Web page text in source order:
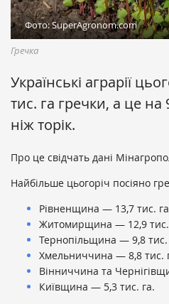
Фото: SuperAgronom.com
Гречка
Українські аграрії
тис. га гречки, а це
ніж торік.
Про це свідчать дані
Найбільше цьогоріч посіяно
Рівненщина — 13,7 тис.
Житомирщина — 12,9 тис.
Тернопільщина — 9,8 тис.
Хмельниччина — 8,8 тис.
Вінниччина та
Київщина — 5,3 тис. га.